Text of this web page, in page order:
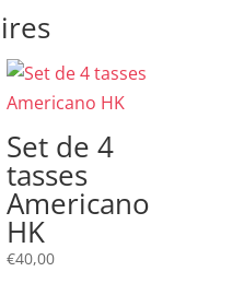
Set de 4
tasses
Americano
HK
€40,00